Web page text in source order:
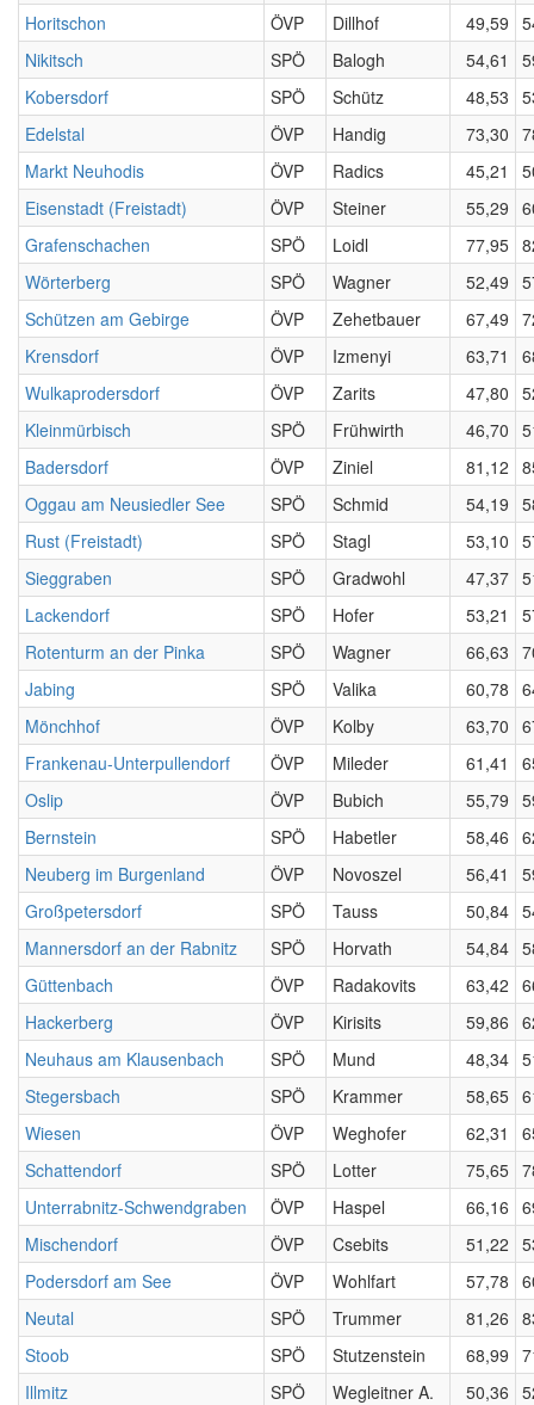
Horitschon ÖVP Dillhof 49,59
Nikitsch
SPÖ Balogh 54,61
Kobersdorf
SPÖ Schütz 48,53
Edelstal
ÖVP Handig 73,30
Markt Neuhodis
ÖVP Radics 45,21
Eisenstadt (Freistadt)
ÖVP Steiner 55,29
Grafenschachen
SPÖ Loidl 77,95
Wörterberg
SPÖ Wagner 52,49
Schützen am Gebirge
ÖVP Zehetbauer 67,49
Krensdorf
ÖVP Izmenyi 63,71
Wulkaprodersdorf
ÖVP Zarits 47,80
Kleinmürbisch
SPÖ Frühwirth 46,70
Badersdorf
ÖVP Ziniel 81,12
Oggau am Neusiedler See
SPÖ Schmid 54,19
Rust (Freistadt)
SPÖ Stagl 53,10
Sieggraben
SPÖ Gradwohl 47,37
Lackendorf
SPÖ Hofer 53,21
Rotenturm an der Pinka
SPÖ Wagner 66,63
Jabing
SPÖ Valika 60,78
Mönchhof
ÖVP Kolby 63,70
Frankenau-Unterpullendorf
ÖVP Mileder 61,41
Oslip
ÖVP Bubich 55,79
Bernstein
SPÖ Habetler 58,46
Neuberg im Burgenland
ÖVP Novoszel 56,41
Großpetersdorf
SPÖ Tauss 50,84
Mannersdorf an der Rabnitz
SPÖ Horvath 54,84
Güttenbach
ÖVP Radakovits 63,42
Hackerberg
ÖVP Kirisits 59,86
Neuhaus am Klausenbach
SPÖ Mund 48,34
Stegersbach
SPÖ Krammer 58,65
Wiesen
ÖVP Weghofer 62,31
Schattendorf
SPÖ Lotter 75,65
Unterrabnitz-Schwendgraben
ÖVP Haspel 66,16
Mischendorf
ÖVP Csebits 51,22
Podersdorf am See
ÖVP Wohlfart 57,78
Neutal
SPÖ Trummer 81,26
Stoob
SPÖ Stutzenstein 68,99
Illmitz
SPÖ Wegleitner A. 50,36